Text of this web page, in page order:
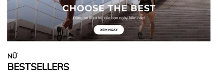
NỮ
BESTSELLERS